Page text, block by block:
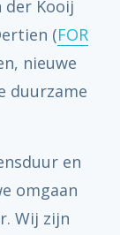
der Kooij
(FOR
nieuwe
duurzame
en
omgaan
Wij zijn